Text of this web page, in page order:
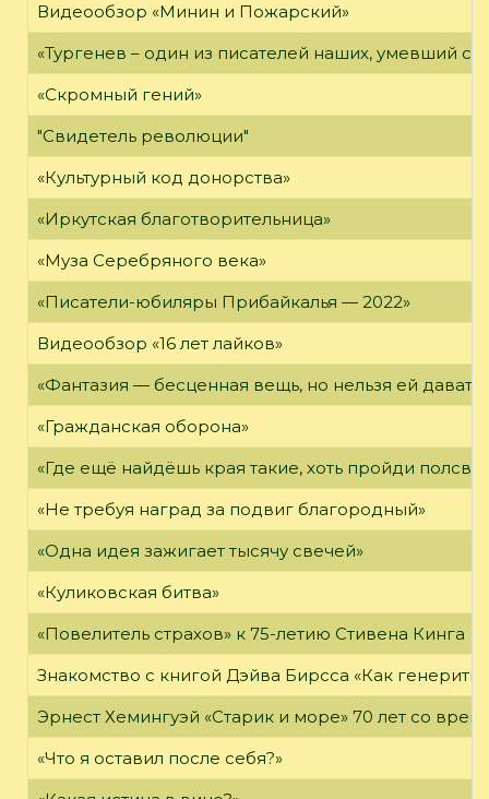
Видеообзор «Минин и Пожарский»
«Тургенев – один из писателей наших, умевший
«Скромный гений»
"Свидетель революции"
«Культурный код донорства»
«Иркутская благотворительница»
«Муза Серебряного века»
«Писатели-юбиляры Прибайкалья — 2022»
Видеообзор «16 лет лайков»
«Фантазия — бесценная вещь, но нельзя ей давать
«Гражданская оборона»
«Где ещё найдёшь края такие, хоть пройди
«Не требуя наград за подвиг благородный»
«Одна идея зажигает тысячу свечей»
«Куликовская битва»
«Повелитель страхов» к 75-летию Стивена Кинга
Знакомство с книгой Дэйва Бирсса «Как
Эрнест Хемингуэй «Старик и море» 70 лет со
«Что я оставил после себя?»